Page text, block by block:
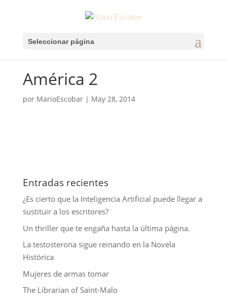
Seleccionar página
América 2
por MarioEscobar| May 28, 2014
Entradas recientes
¿Es cierto que la Inteligencia Artificial puede llegar a
sustituir a los escritores?
Un thriller que te engaña hasta la última página.
La testosterona sigue reinando en la Novela
Histórica
Mujeres de armas tomar
The Librarian of Saint-Malo